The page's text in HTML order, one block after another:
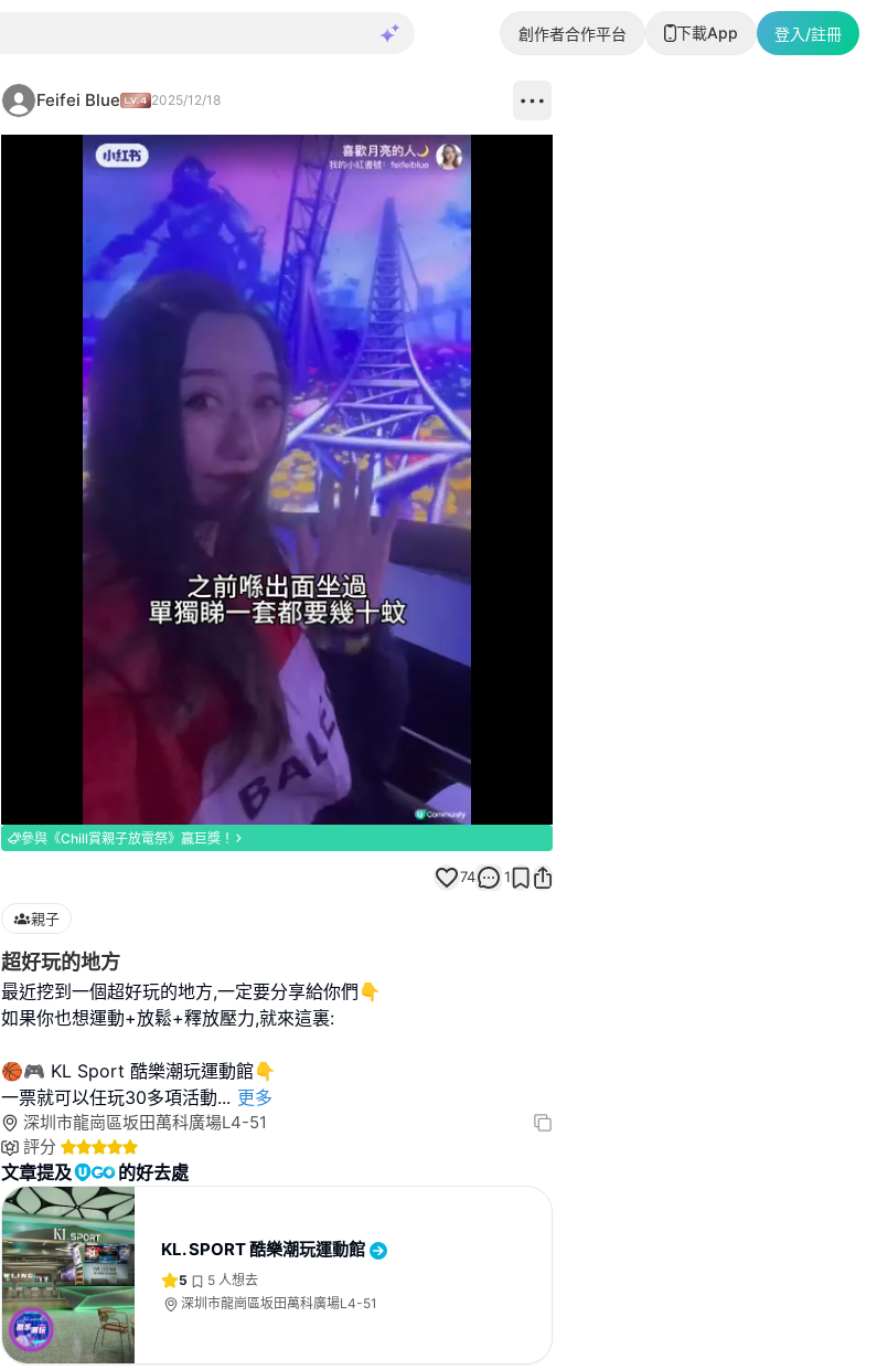
創作者合作平台 下載App 登入/註冊
Feifei Blue 2025/12/18
Loaded
100.00%
參與《Chill賞親子放電祭》贏巨獎！
74 1
親子
超好玩的地方
最近挖到一個超好玩的地方,一定要分享給你們👇
如果你也想運動+放鬆+釋放壓力,就來這裏:
🏀🎮 KL Sport 酷樂潮玩運動館👇
一票就可以任玩30多項活動... 更多
深圳市龍崗區坂田萬科廣場L4-51
評分
文章提及 的好去處
KL. SPORT 酷樂潮玩運動館
5 5 人想去
深圳市龍崗區坂田萬科廣場L4-51